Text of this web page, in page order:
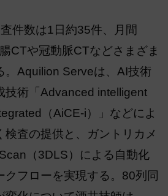
件数は1日約35件、月間
CTや冠動脈CTなどさまざま
。Aquilion Serveは、AI技術
技術「Advanced intelligent
（AiCE-i）」などによ
検査の提供と、ガントリカメ
（3DLS）による自動化
クフローを実現する。80列同